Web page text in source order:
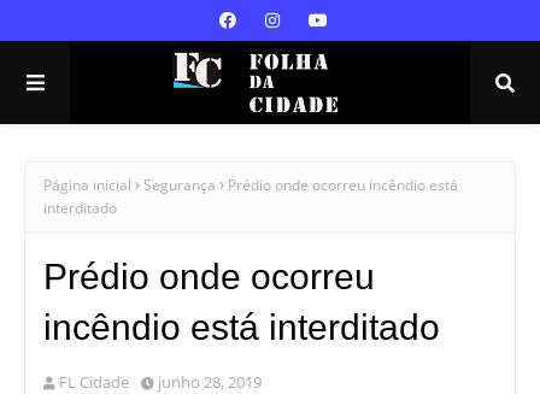
Página inicial Segurança
Prédio onde ocorreu incêndio está
interditado
Prédio onde ocorreu
incêndio está interditado
FL Cidade junho 28, 2019